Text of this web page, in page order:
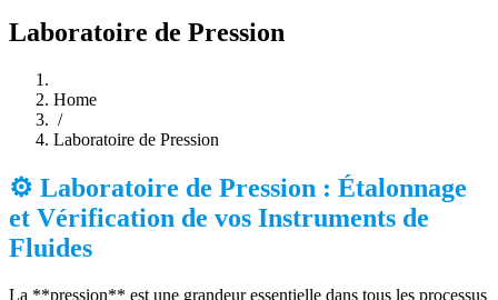
Laboratoire de Pression
Home
/
Laboratoire de Pression
⚙️ Laboratoire de Pression : Étalonnage
et Vérification de vos Instruments de
Fluides
La **pression** est une grandeur essentielle dans tous les processus